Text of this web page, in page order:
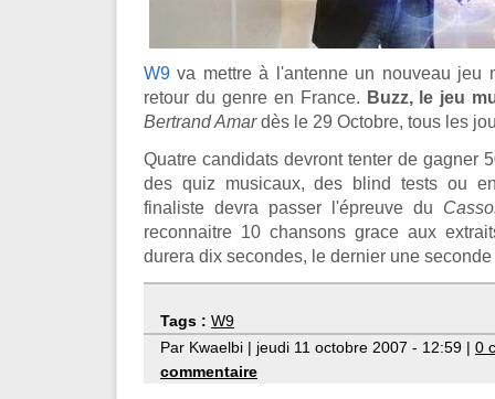
W9 va mettre à l'antenne un nouveau jeu
retour du genre en France. Buzz, le jeu
Bertrand Amardès le 29 Octobre, tous les
Quatre candidats devront tenter de gagner
des quiz musicaux, des blind tests ou
finaliste devra passer l'épreuve du
reconnaitre 10 chansons grace aux
durera dix secondes, le dernier une seconde
Tags : W9
Par Kwaelbi | jeudi 11 octobre 2007 - 12:59 | 0
commentaire